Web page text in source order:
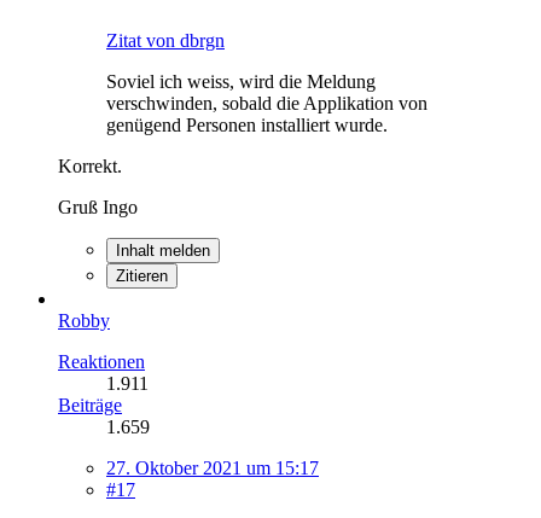
Zitat von dbrgn
Soviel ich weiss, wird die Meldung
verschwinden, sobald die Applikation von
genügend Personen installiert wurde.
Korrekt.
Gruß Ingo
Inhalt melden
Zitieren
Robby
Reaktionen
1.911
Beiträge
1.659
27. Oktober 2021 um 15:17
#17